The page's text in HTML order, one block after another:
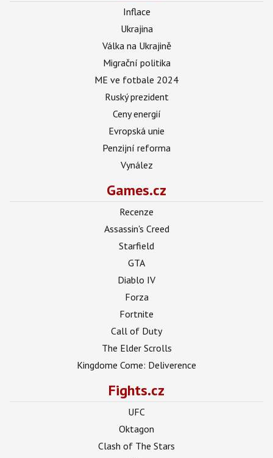
Inflace
Ukrajina
Válka na Ukrajině
Migrační politika
ME ve fotbale 2024
Ruský prezident
Ceny energií
Evropská unie
Penzijní reforma
Vynález
Games.cz
Recenze
Assassin's Creed
Starfield
GTA
Diablo IV
Forza
Fortnite
Call of Duty
The Elder Scrolls
Kingdome Come: Deliverence
Fights.cz
UFC
Oktagon
Clash of The Stars